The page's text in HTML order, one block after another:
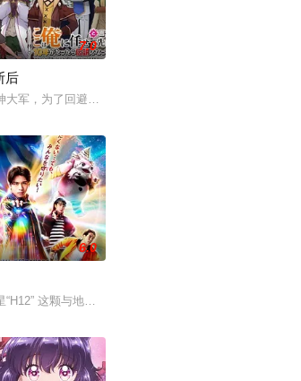
除灵方式却是前所未见
浪费生命、声称漫画都是虚构，在没收漫画后，手岛指
7.0
后
大军，为了回避全灭危机，勒库对伙伴们说出「这边交
遗书中他宣布，只有以“盲饮”方式猜中他指定的十二瓶
6.0
“H12” 这颗与地球极其相似的星球，某日遭到了来自外